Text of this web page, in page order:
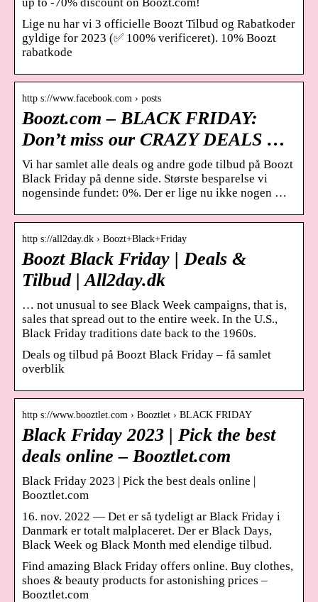
Lige nu har vi 3 officielle Boozt Tilbud og Rabatkoder
gyldige for 2023 (✅ 100% verificeret). 10% Boozt
rabatkode
http s://www.facebook.com › posts
Boozt.com – BLACK FRIDAY:
Don’t miss our CRAZY DEALS …
Vi har samlet alle deals og andre gode tilbud på Boozt
Black Friday på denne side. Største besparelse vi
nogensinde fundet: 0%. Der er lige nu ikke nogen …
http s://all2day.dk › Boozt+Black+Friday
Boozt Black Friday | Deals &
Tilbud | All2day.dk
… not unusual to see Black Week campaigns, that is,
sales that spread out to the entire week. In the U.S.,
Black Friday traditions date back to the 1960s.
Deals og tilbud på Boozt Black Friday – få samlet
overblik
http s://www.booztlet.com › Booztlet › BLACK FRIDAY
Black Friday 2023 | Pick the best
deals online – Booztlet.com
Black Friday 2023 | Pick the best deals online |
Booztlet.com
16. nov. 2022 — Det er så tydeligt ar Black Friday i
Danmark er totalt malplaceret. Der er Black Days,
Black Week og Black Month med elendige tilbud.
Find amazing Black Friday offers online. Buy clothes,
shoes & beauty products for astonishing prices –
Booztlet.com